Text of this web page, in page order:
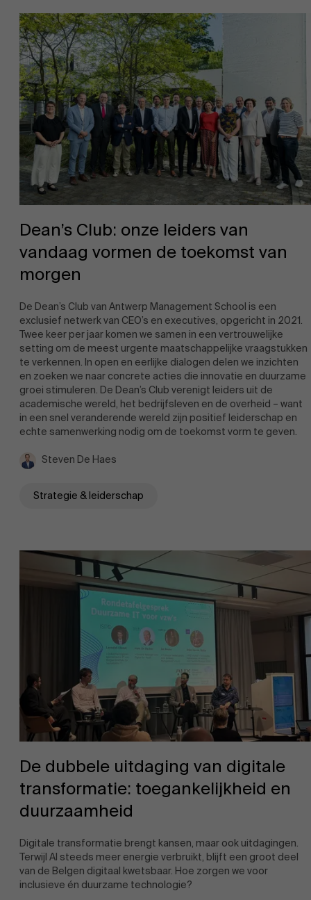
Dean’s Club: onze leiders van
vandaag vormen de toekomst van
morgen
De Dean’s Club van Antwerp Management School is een
exclusief netwerk van CEO’s en executives, opgericht in 2021.
Twee keer per jaar komen we samen in een vertrouwelijke
setting om de meest urgente maatschappelijke vraagstukken
te verkennen. In open en eerlijke dialogen delen we inzichten
en zoeken we naar concrete acties die innovatie en duurzame
groei stimuleren. De Dean’s Club verenigt leiders uit de
academische wereld, het bedrijfsleven en de overheid – want
in een snel veranderende wereld zijn positief leiderschap en
echte samenwerking nodig om de toekomst vorm te geven.
Steven De Haes
Strategie & leiderschap
De dubbele uitdaging van digitale
transformatie: toegankelijkheid en
duurzaamheid
Digitale transformatie brengt kansen, maar ook uitdagingen.
Terwijl AI steeds meer energie verbruikt, blijft een groot deel
van de Belgen digitaal kwetsbaar. Hoe zorgen we voor
inclusieve én duurzame technologie?